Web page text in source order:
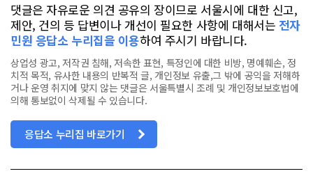
댓글은 자유로운 의견 공유의 장이므로 서울시에 대한 신고,
제안, 건의 등 답변이나 개선이 필요한 사항에 대해서는 전자
민원 응답소 누리집을 이용하여 주시기 바랍니다.
상업성 광고, 저작권 침해, 저속한 표현, 특정인에 대한 비방, 명예훼손, 정
치적 목적, 유사한 내용의 반복적 글, 개인정보 유출,그 밖에 공익을 저해하
거나 운영 취지에 맞지 않는 댓글은 서울특별시 조례 및 개인정보보호법에
의해 통보없이 삭제될 수 있습니다.
응답소 누리집 바로가기